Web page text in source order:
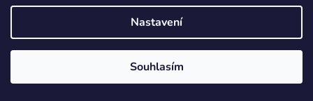
Nastavení
Souhlasím